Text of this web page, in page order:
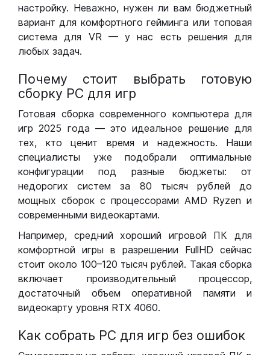
настройку. Неважно, нужен ли вам бюджетный
вариант для комфортного гейминга или топовая
система для VR — у нас есть решения для
любых задач.
Почему стоит выбрать готовую
сборку РС для игр
Готовая сборка современного компьютера для
игр 2025 года — это идеальное решение для
тех, кто ценит время и надежность. Наши
специалисты уже подобрали оптимальные
конфигурации под разные бюджеты: от
недорогих систем за 80 тысяч рублей до
мощных сборок с процессорами AMD Ryzen и
современными видеокартами.
Например, средний хороший игровой ПК для
комфортной игры в разрешении FullHD сейчас
стоит около 100–120 тысяч рублей. Такая сборка
включает производительный процессор,
достаточный объем оперативной памяти и
видеокарту уровня RTX 4060.
Как собрать РС для игр без ошибок